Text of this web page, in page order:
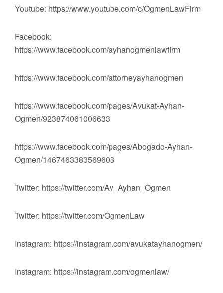
Youtube: https://www.youtube.com/c/OgmenLawFirm
Facebook:
https://www.facebook.com/ayhanogmenlawfirm
https://www.facebook.com/attorneyayhanogmen
https://www.facebook.com/pages/Avukat-Ayhan-
Ogmen/923874061006633
https://www.facebook.com/pages/Abogado-Ayhan-
Ogmen/1467463383569608
Twitter: https://twitter.com/Av_Ayhan_Ogmen
Twitter: https://twitter.com/OgmenLaw
Instagram: https://instagram.com/avukatayhanogmen/
Instagram: https://instagram.com/ogmenlaw/